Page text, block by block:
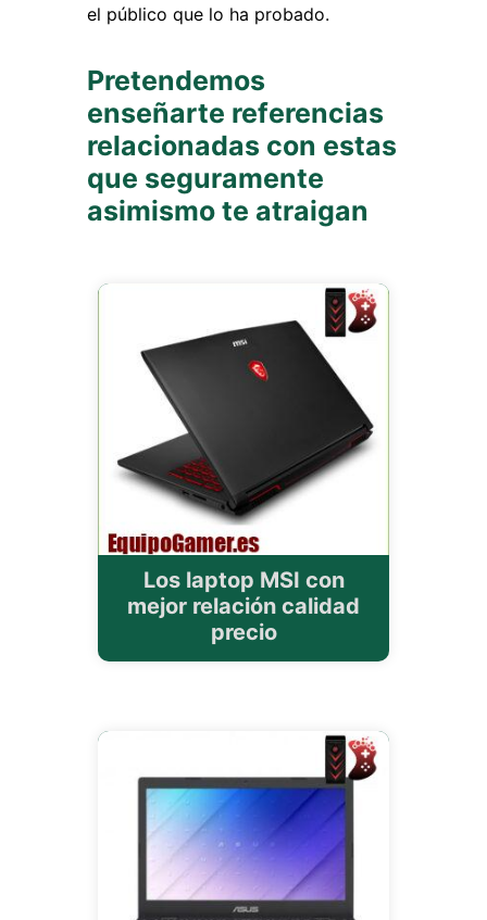
el público que lo ha probado.
Pretendemos
enseñarte referencias
relacionadas con estas
que seguramente
asimismo te atraigan
Los laptop MSI con
mejor relación calidad
precio